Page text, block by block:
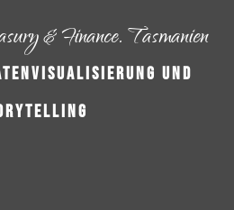
& Finance. Tasmanien
und